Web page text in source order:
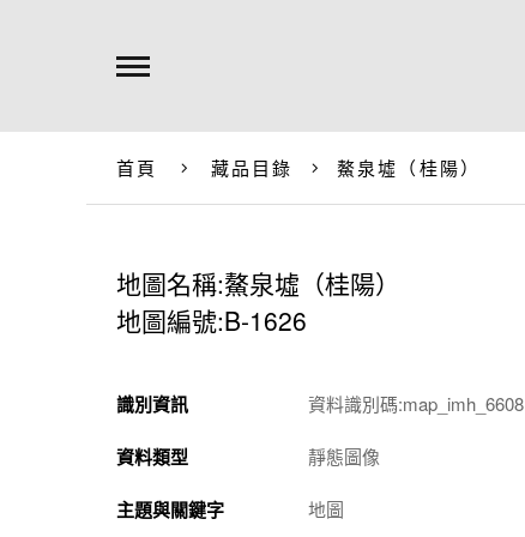
首頁 藏品目錄 鰲泉墟（桂陽）
地圖名稱:鰲泉墟（桂陽）
地圖編號:B-1626
識別資訊 資料識別碼:map_imh_6608
資料類型 靜態圖像
主題與關鍵字 地圖